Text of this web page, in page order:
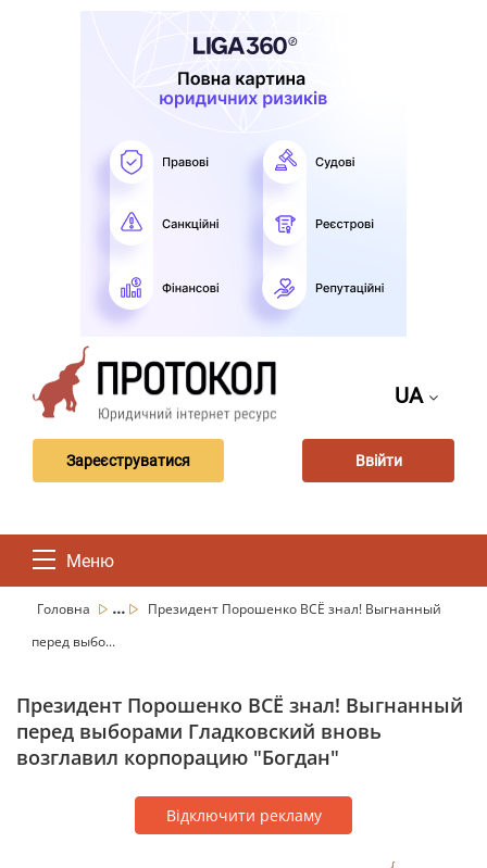
UA
Зареєструватися Ввійти
Меню
Головна ...
Президент Порошенко ВСЁ знал! Выгнанный
перед выбо...
Президент Порошенко ВСЁ знал! Выгнанный
перед выборами Гладковский вновь
возглавил корпорацию "Богдан"
Відключити рекламу